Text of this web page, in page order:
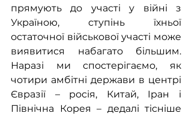
прямують до участі у війні з
Україною, ступінь їхньої
остаточної військової участі може
виявитися набагато більшим.
Наразі ми спостерігаємо, як
чотири амбітні держави в центрі
Євразії – росія, Китай, Іран і
Північна Корея – дедалі тісніше